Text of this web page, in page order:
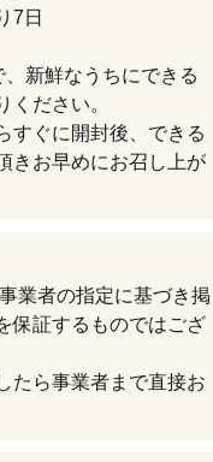
7日
新鮮なうちにできる
ください。
すぐに開封後、できる
きお早めにお召し上が
業者の指定に基づき掲
保証するものではござ
たら事業者まで直接お